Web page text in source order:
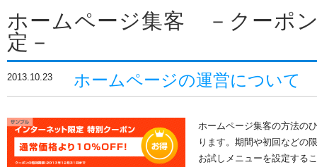
ホームページ集客 －クーポ
定－
2013.10.23 ホームページの運営について
ホームページ集客の方法の
ります。期間や初回などの
お試しメニューを設定する